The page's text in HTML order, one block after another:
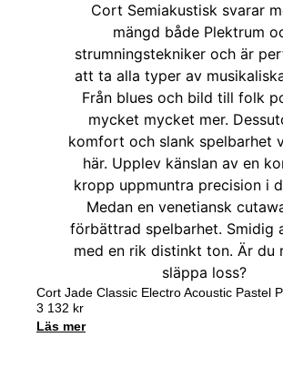
Cort Jade Classic Electro Acoustic Pastel
3 132 kr
Läs mer